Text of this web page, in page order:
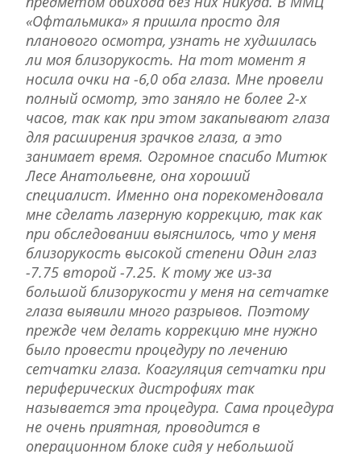
«Офтальмика» я пришла просто для
планового осмотра, узнать не худшилась
ли моя близорукость. На тот момент я
носила очки на -6,0 оба глаза. Мне провели
полный осмотр, это заняло не более 2-х
часов, так как при этом закапывают глаза
для расширения зрачков глаза, а это
занимает время. Огромное спасибо Митюк
Лесе Анатольевне, она хороший
специалист. Именно она порекомендовала
мне сделать лазерную коррекцию, так как
при обследовании выяснилось, что у меня
близорукость высокой степени Один глаз
-7.75 второй -7.25. К тому же из-за
большой близорукости у меня на сетчатке
глаза выявили много разрывов. Поэтому
прежде чем делать коррекцию мне нужно
было провести процедуру по лечению
сетчатки глаза. Коагуляция сетчатки при
периферических дистрофиях так
называется эта процедура. Сама процедура
не очень приятная, проводится в
операционном блоке сидя у небольшой